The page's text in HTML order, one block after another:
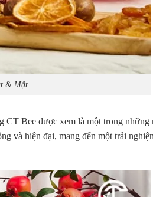
& Mật
Bee được xem là một trong những
và hiện đại, mang đến một trải